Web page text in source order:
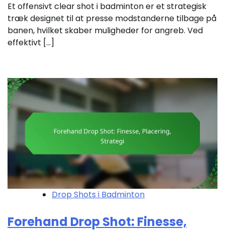
Et offensivt clear shot i badminton er et strategisk
træk designet til at presse modstanderne tilbage på
banen, hvilket skaber muligheder for angreb. Ved
effektivt […]
Drop Shots i Badminton
Forehand Drop Shot: Finesse,